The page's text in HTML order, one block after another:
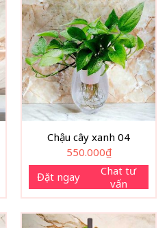
Chậu cây xanh 04
550.000₫
Đặt ngay
Chat tư
vấn